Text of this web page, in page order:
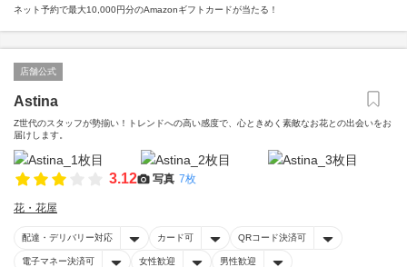
ネット予約で最大10,000円分のAmazonギフトカードが当たる！
店舗公式
Astina
Z世代のスタッフが勢揃い！トレンドへの高い感度で、心ときめく素敵なお花との出会いをお
届けします。
3.12 写真 7枚
花・花屋
配達・デリバリー対応 カード可 QRコード決済可
電子マネー決済可 女性歓迎 男性歓迎